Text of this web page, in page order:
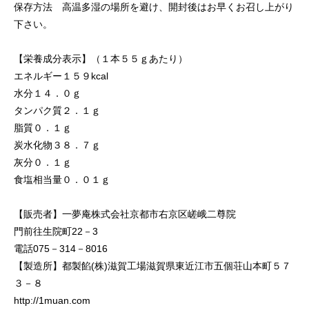
保存方法 高温多湿の場所を避け、開封後はお早くお召し上がり
下さい。
【栄養成分表示】（１本５５ｇあたり）
エネルギー１５９kcal
水分１４．０ｇ
タンパク質２．１ｇ
脂質０．１ｇ
炭水化物３８．７ｇ
灰分０．１ｇ
食塩相当量０．０１ｇ
【販売者】一夢庵株式会社京都市右京区嵯峨二尊院
門前往生院町22－3
電話075－314－8016
【製造所】都製餡(株)滋賀工場滋賀県東近江市五個荘山本町５７
３－８
http://1muan.com